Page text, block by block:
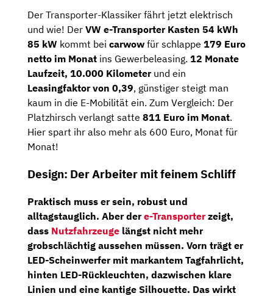
Der Transporter-Klassiker fährt jetzt elektrisch
und wie! Der VW e-Transporter Kasten 54 kWh
85 kW kommt bei carwow für schlappe 179 Euro
netto im Monat ins Gewerbeleasing. 12 Monate
Laufzeit, 10.000 Kilometerund ein
Leasingfaktor von 0,39, günstiger steigt man
kaum in die E-Mobilität ein. Zum Vergleich: Der
Platzhirsch verlangt satte 811 Euro im Monat.
Hier spart ihr also mehr als 600 Euro, Monat für
Monat!
Design: Der Arbeiter mit feinem Schliff
Praktisch muss er sein, robust und
alltagstauglich. Aber dere-Transporterzeigt,
dass Nutzfahrzeuge längst nicht mehr
grobschlächtig aussehen müssen. Vorn trägt er
LED-Scheinwerfer mit markantem Tagfahrlicht,
hinten LED-Rückleuchten, dazwischen klare
Linien und eine kantige Silhouette. Das wirkt